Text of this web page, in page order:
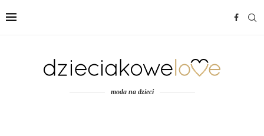
moda na dzieci